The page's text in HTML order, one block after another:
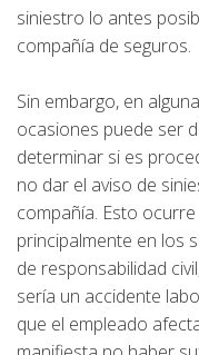
siniestro lo antes
compañía de seguros.
Sin embargo, en
ocasiones puede ser
determinar si es
no dar el aviso de
compañía. Esto ocurre
principalmente en los
de responsabilidad
sería un accidente
que el empleado